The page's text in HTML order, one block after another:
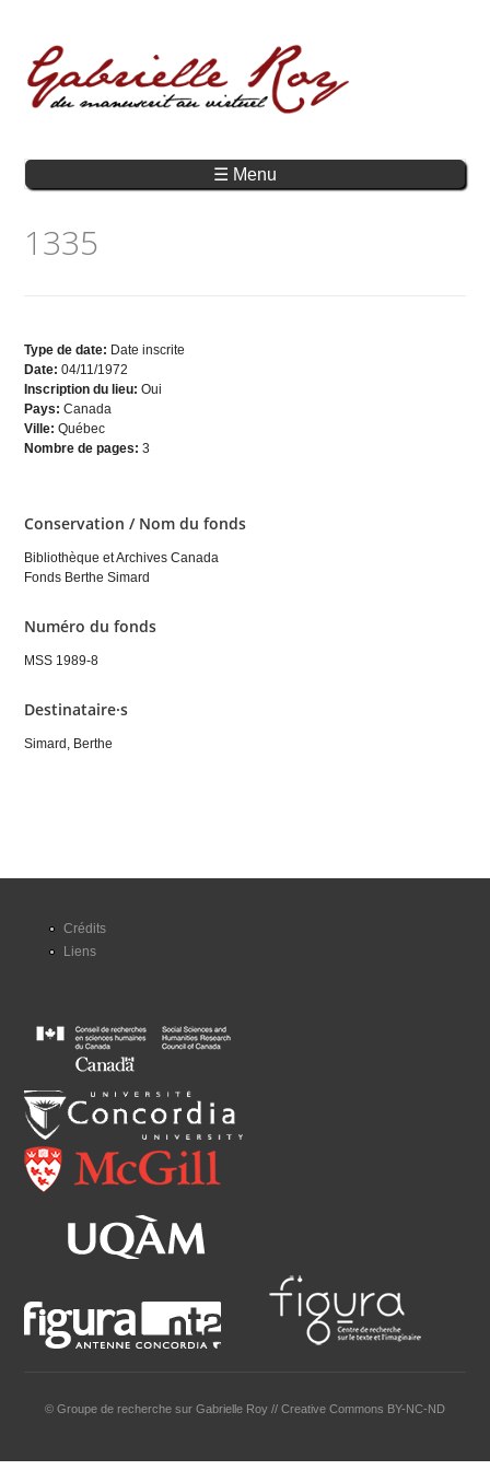
☰ Menu
1335
Type de date: Date inscrite
Date:04/11/1972
Inscription du lieu:Oui
Pays:Canada
Ville:Québec
Nombre de pages:3
Conservation / Nom du fonds
Bibliothèque et Archives Canada
Fonds Berthe Simard
Numéro du fonds
MSS 1989-8
Destinataire·s
Simard, Berthe
Crédits
Liens
© Groupe de recherche sur Gabrielle Roy // Creative Commons BY-NC-ND